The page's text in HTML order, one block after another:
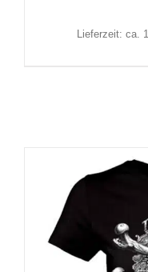
Lieferzeit: ca.